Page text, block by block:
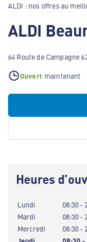
ALDI : nos offres au
ALDI
64 Route de Campagne
Ouvert maintenant
Heures
Lundi
08:30 -
Mardi
08:30 -
Mercredi
08:30 -